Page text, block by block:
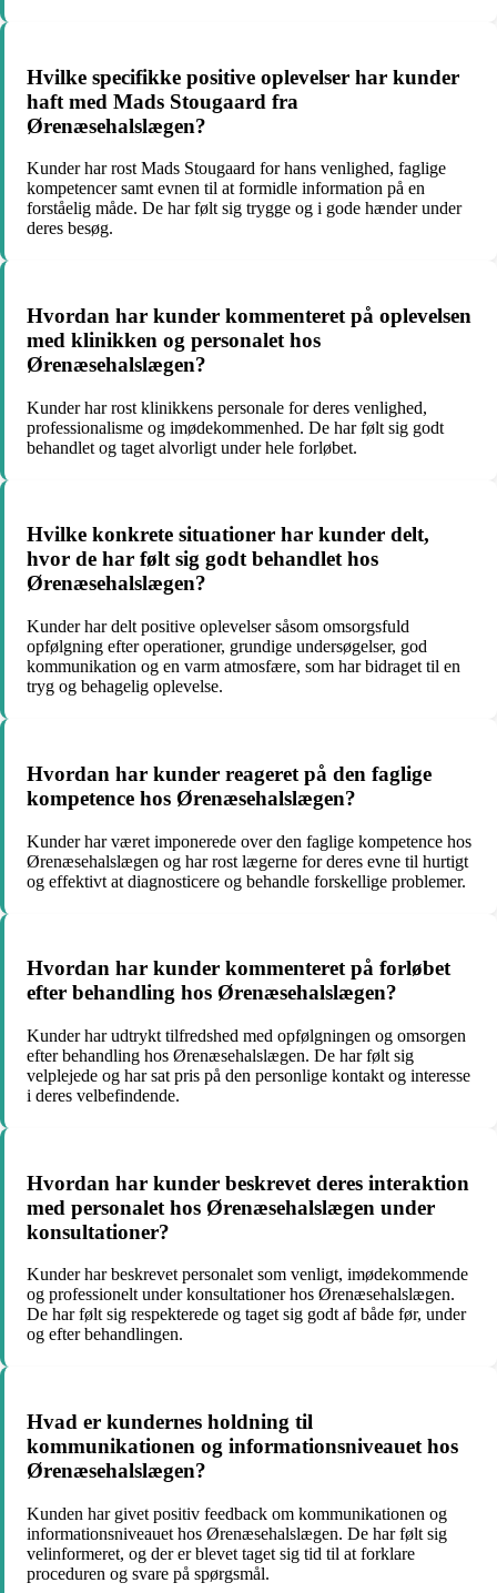
Hvilke specifikke positive oplevelser har kunder
haft med Mads Stougaard fra
Ørenæsehalslægen?
Kunder har rost Mads Stougaard for hans venlighed, faglige
kompetencer samt evnen til at formidle information på en
forståelig måde. De har følt sig trygge og i gode hænder under
deres besøg.
Hvordan har kunder kommenteret på oplevelsen
med klinikken og personalet hos
Ørenæsehalslægen?
Kunder har rost klinikkens personale for deres venlighed,
professionalisme og imødekommenhed. De har følt sig godt
behandlet og taget alvorligt under hele forløbet.
Hvilke konkrete situationer har kunder delt,
hvor de har følt sig godt behandlet hos
Ørenæsehalslægen?
Kunder har delt positive oplevelser såsom omsorgsfuld
opfølgning efter operationer, grundige undersøgelser, god
kommunikation og en varm atmosfære, som har bidraget til en
tryg og behagelig oplevelse.
Hvordan har kunder reageret på den faglige
kompetence hos Ørenæsehalslægen?
Kunder har været imponerede over den faglige kompetence hos
Ørenæsehalslægen og har rost lægerne for deres evne til hurtigt
og effektivt at diagnosticere og behandle forskellige problemer.
Hvordan har kunder kommenteret på forløbet
efter behandling hos Ørenæsehalslægen?
Kunder har udtrykt tilfredshed med opfølgningen og omsorgen
efter behandling hos Ørenæsehalslægen. De har følt sig
velplejede og har sat pris på den personlige kontakt og interesse
i deres velbefindende.
Hvordan har kunder beskrevet deres interaktion
med personalet hos Ørenæsehalslægen under
konsultationer?
Kunder har beskrevet personalet som venligt, imødekommende
og professionelt under konsultationer hos Ørenæsehalslægen.
De har følt sig respekterede og taget sig godt af både før, under
og efter behandlingen.
Hvad er kundernes holdning til
kommunikationen og informationsniveauet hos
Ørenæsehalslægen?
Kunden har givet positiv feedback om kommunikationen og
informationsniveauet hos Ørenæsehalslægen. De har følt sig
velinformeret, og der er blevet taget sig tid til at forklare
proceduren og svare på spørgsmål.